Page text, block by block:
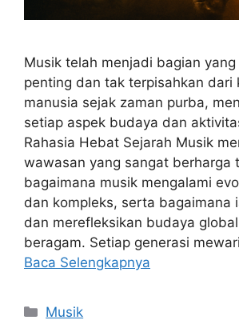
Musik telah menjadi bagian
penting dan tak terpisahkan dari
manusia sejak zaman purba,
setiap aspek budaya dan
Rahasia Hebat Sejarah Musik
wawasan yang sangat berharga
bagaimana musik mengalami
dan kompleks, serta bagaimana
dan merefleksikan budaya
beragam. Setiap generasi
Baca Selengkapnya
Kategori
Musik